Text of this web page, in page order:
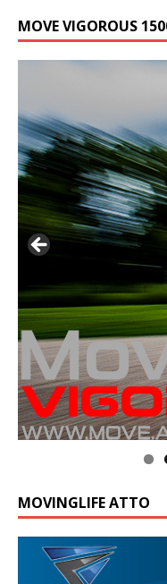
MOVE VIGOROUS
MOVINGLIFE ATTO